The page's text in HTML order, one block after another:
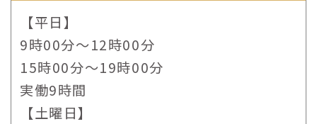
【平日】
9時00分〜12時00分
15時00分〜19時00分
実働9時間
【土曜日】